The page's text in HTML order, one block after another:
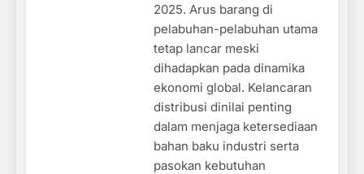
2025. Arus barang di
pelabuhan-pelabuhan utama
tetap lancar meski
dihadapkan pada dinamika
ekonomi global. Kelancaran
distribusi dinilai penting
dalam menjaga ketersediaan
bahan baku industri serta
pasokan kebutuhan